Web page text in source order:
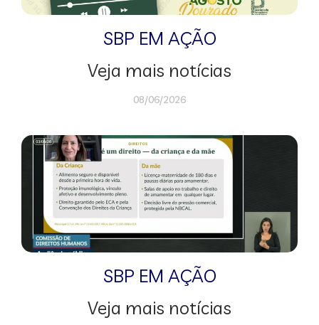
SBP EM AÇÃO
Veja mais notícias
08/06/2026
SBP EM AÇÃO
Veja mais notícias